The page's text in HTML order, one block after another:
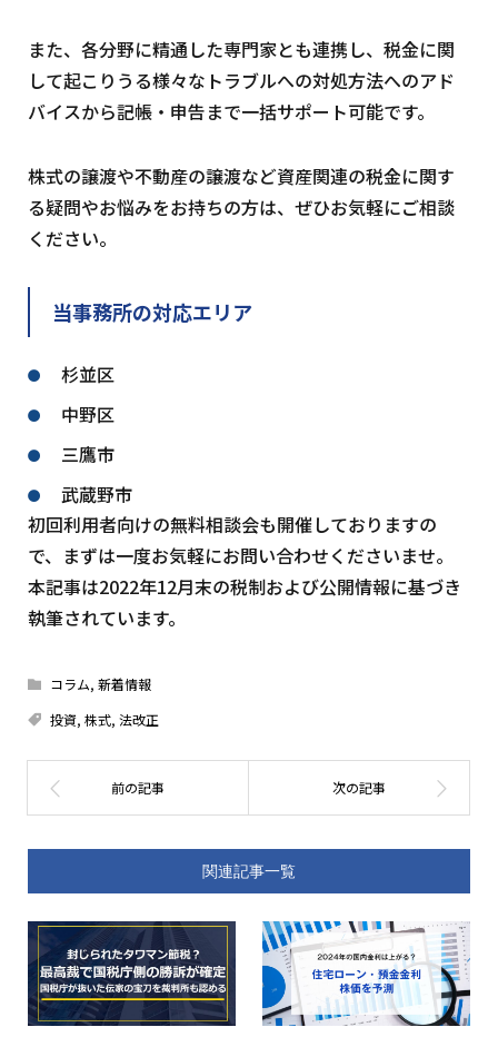
また、各分野に精通した専門家とも連携し、税金に関
して起こりうる様々なトラブルへの対処方法へのアド
バイスから記帳・申告まで一括サポート可能です。
株式の譲渡や不動産の譲渡など資産関連の税金に関す
る疑問やお悩みをお持ちの方は、ぜひお気軽にご相談
ください。
当事務所の対応エリア
杉並区
中野区
三鷹市
武蔵野市
初回利用者向けの無料相談会も開催しておりますの
で、まずは一度お気軽にお問い合わせくださいませ。
本記事は2022年12月末の税制および公開情報に基づき
執筆されています。
コラム, 新着情報
投資, 株式, 法改正
関連記事一覧